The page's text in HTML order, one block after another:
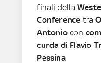
finali della
Conference tra
Antoniocon
curda di Flavio
Pessina